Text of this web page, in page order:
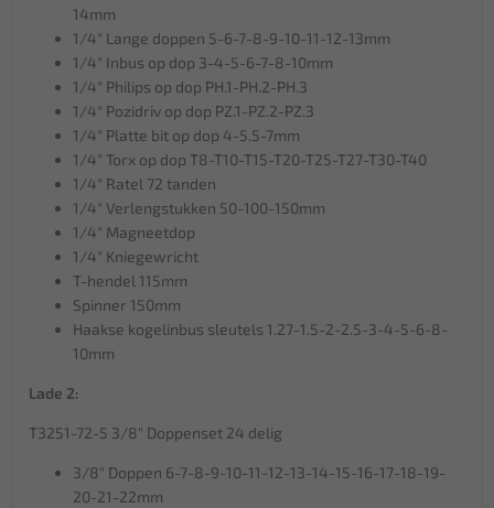
14mm
1/4" Lange doppen 5-6-7-8-9-10-11-12-13mm
1/4" Inbus op dop 3-4-5-6-7-8-10mm
1/4" Philips op dop PH.1-PH.2-PH.3
1/4" Pozidriv op dop PZ.1-PZ.2-PZ.3
1/4" Platte bit op dop 4-5.5-7mm
1/4" Torx op dop T8-T10-T15-T20-T25-T27-T30-T40
1/4" Ratel 72 tanden
1/4" Verlengstukken 50-100-150mm
1/4" Magneetdop
1/4" Kniegewricht
T-hendel 115mm
Spinner 150mm
Haakse kogelinbus sleutels 1.27-1.5-2-2.5-3-4-5-6-8-
10mm
Lade 2:
T3251-72-5 3/8" Doppenset 24 delig
3/8" Doppen 6-7-8-9-10-11-12-13-14-15-16-17-18-19-
20-21-22mm